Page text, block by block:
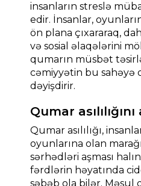
insanların streslə
edir. İnsanlar,
ön plana çıxararaq,
və sosial əlaqələrini
qumarın müsbət
cəmiyyətin bu sahəyə
dəyişdirir.
Qumar
Qumar asılılığı,
oyunlarına olan
sərhədləri aşması
fərdlərin həyatında
səbəb ola bilər. Məsul